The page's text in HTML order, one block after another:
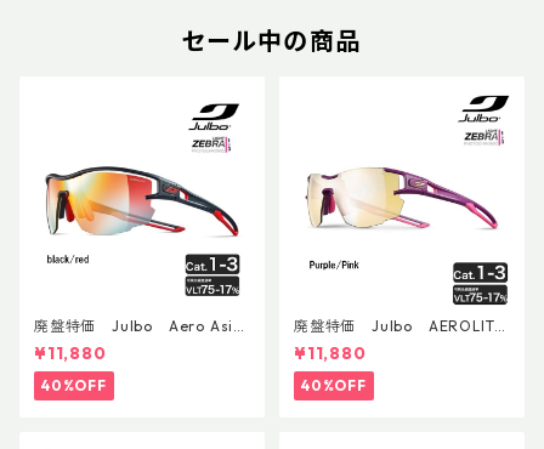
セール中の商品
廃盤特価 Julbo Aero Asia
nFit
¥11,880
40%OFF
廃盤特価 Julbo AEROLITE
AsianFit
¥11,880
40%OFF